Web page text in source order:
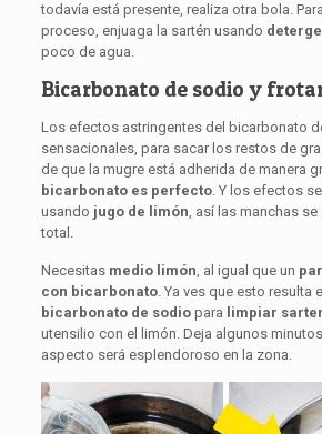
todavía está presente, realiza otra bola.
proceso, enjuaga la sartén usando
poco de agua.
Bicarbonato de sodio y
Los efectos astringentes del bicarbonato
sensacionales, para sacar los restos de
de que la mugre está adherida de manera
bicarbonato es perfecto. Y los efectos
usando jugo de limón, así las manchas se
total.
Necesitas medio limón, al igual que un
con bicarbonato. Ya ves que esto resulta
bicarbonato de sodiopara limpiar
utensilio con el limón. Deja algunos
aspecto será esplendoroso en la zona.